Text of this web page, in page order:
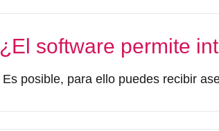
¿El software permite
Es posible, para ello puedes recibir